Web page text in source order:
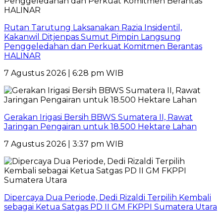
Rutan Tarutung Laksanakan Razia Insidentil,
Kakanwil Ditjenpas Sumut Pimpin Langsung
Penggeledahan dan Perkuat Komitmen Berantas
HALINAR
7 Agustus 2026 | 6:28 pm WIB
Gerakan Irigasi Bersih BBWS Sumatera II, Rawat
Jaringan Pengairan untuk 18.500 Hektare Lahan
7 Agustus 2026 | 3:37 pm WIB
Dipercaya Dua Periode, Dedi Rizaldi Terpilih Kembali
sebagai Ketua Satgas PD II GM FKPPI Sumatera Utara